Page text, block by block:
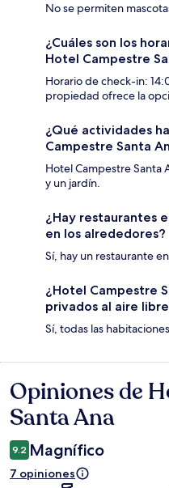
No se permiten
¿Cuáles son los
Hotel Campestre
Horario de check-in:
propiedad ofrece la
¿Qué actividades
Campestre Santa
Hotel Campestre Santa
y un jardín.
¿Hay restaurantes
en los alrededores?
Sí, hay un restaurante
¿Hotel Campestre
privados al aire
Sí, todas las
Opiniones
Opiniones de
Santa Ana
9.2 Magnífico
7 opiniones